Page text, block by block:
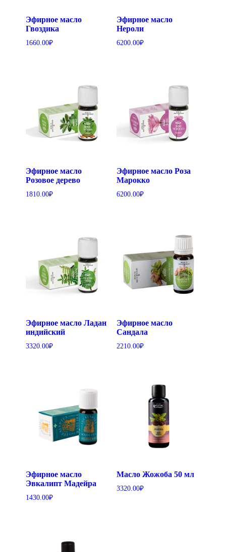
Эфирное масло
Гвоздика
1660.00₽
Эфирное масло
Нероли
6200.00₽
Эфирное масло
Розовое дерево
1810.00₽
Эфирное масло Роза
Марокко
6200.00₽
Эфирное масло Ладан
индийский
3320.00₽
Эфирное масло
Сандала
2210.00₽
Эфирное масло
Эвкалипт Мадейра
1430.00₽
Масло Жожоба 50 мл
3320.00₽